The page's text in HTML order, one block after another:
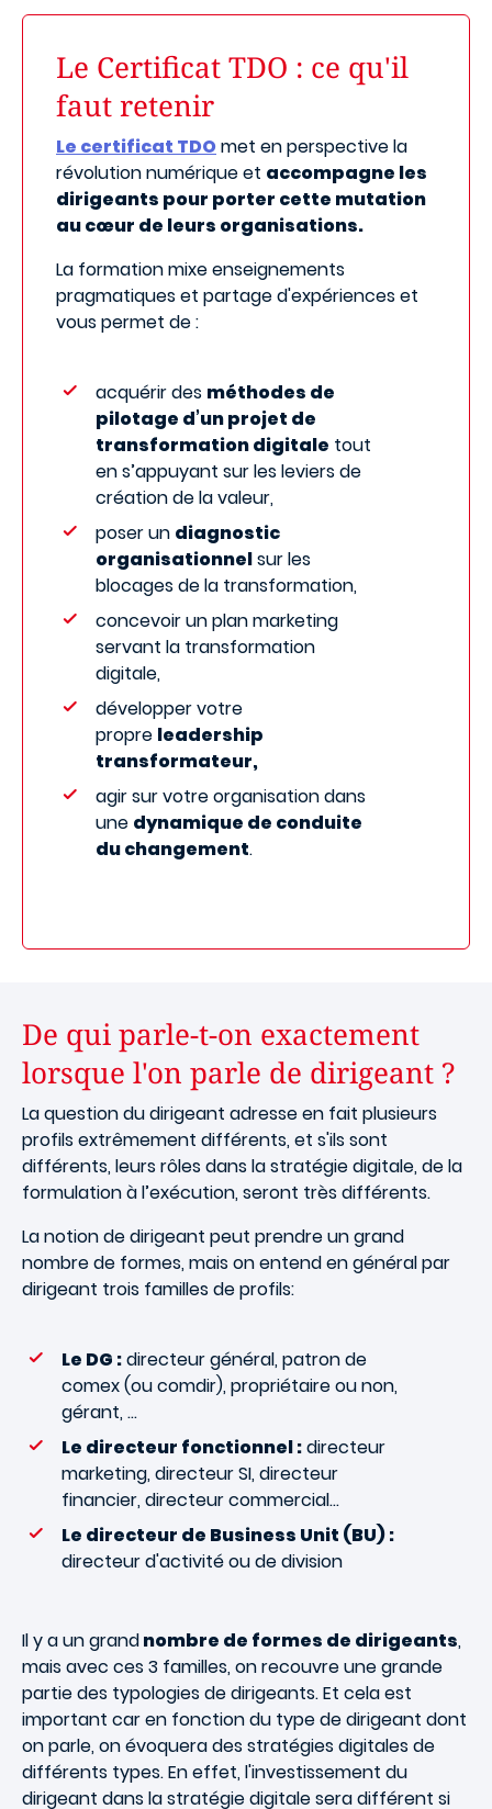
Le Certificat TDO : ce qu'il
faut retenir
Le certificat TDOmet en perspective la
révolution numérique et accompagne les
dirigeants pour porter cette mutation
au cœur de leurs organisations.
La formation mixe enseignements
pragmatiques et partage d'expériences et
vous permet de :
acquérir des méthodes de
pilotage d’un projet de
transformation digitale tout
en s’appuyant sur les leviers de
création de la valeur,
poser un diagnostic
organisationnelsur les
blocages de la transformation,
concevoir un plan marketing
servant la transformation
digitale,
développer votre
propre leadership
transformateur,
agir sur votre organisation dans
une dynamique de conduite
du changement.
De qui parle-t-on exactement
lorsque l'on parle de dirigeant ?
La question du dirigeant adresse en fait plusieurs
profils extrêmement différents, et s'ils sont
différents, leurs rôles dans la stratégie digitale, de la
formulation à l’exécution, seront très différents.
La notion de dirigeant peut prendre un grand
nombre de formes, mais on entend en général par
dirigeant trois familles de profils:
Le DG :directeur général, patron de
comex (ou comdir), propriétaire ou non,
gérant, ...
Le directeur fonctionnel :directeur
marketing, directeur SI, directeur
financier, directeur commercial...
Le directeur de Business Unit (BU) :
directeur d'activité ou de division
Il y a un grandnombre de formes de dirigeants,
mais avec ces 3 familles, on recouvre une grande
partie des typologies de dirigeants. Et cela est
important car en fonction du type de dirigeant dont
on parle, on évoquera des stratégies digitales de
différents types. En effet, l'investissement du
dirigeant dans la stratégie digitale sera différent si